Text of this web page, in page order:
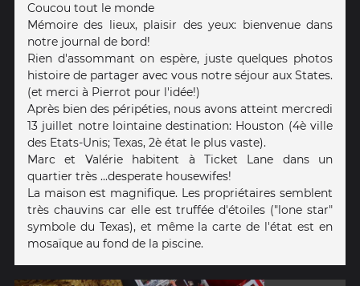
Coucou tout le monde
Mémoire des lieux, plaisir des yeux: bienvenue dans
notre journal de bord!
Rien d'assommant on espère, juste quelques photos
histoire de partager avec vous notre séjour aux States.
(et merci à Pierrot pour l'idée!)
Après bien des péripéties, nous avons atteint mercredi
13 juillet notre lointaine destination: Houston (4è ville
des Etats-Unis; Texas, 2è état le plus vaste).
Marc et Valérie habitent à Ticket Lane dans un
quartier très ...desperate housewifes!
La maison est magnifique. Les propriétaires semblent
très chauvins car elle est truffée d'étoiles ("lone star"
symbole du Texas), et même la carte de l'état est en
mosaïque au fond de la piscine.